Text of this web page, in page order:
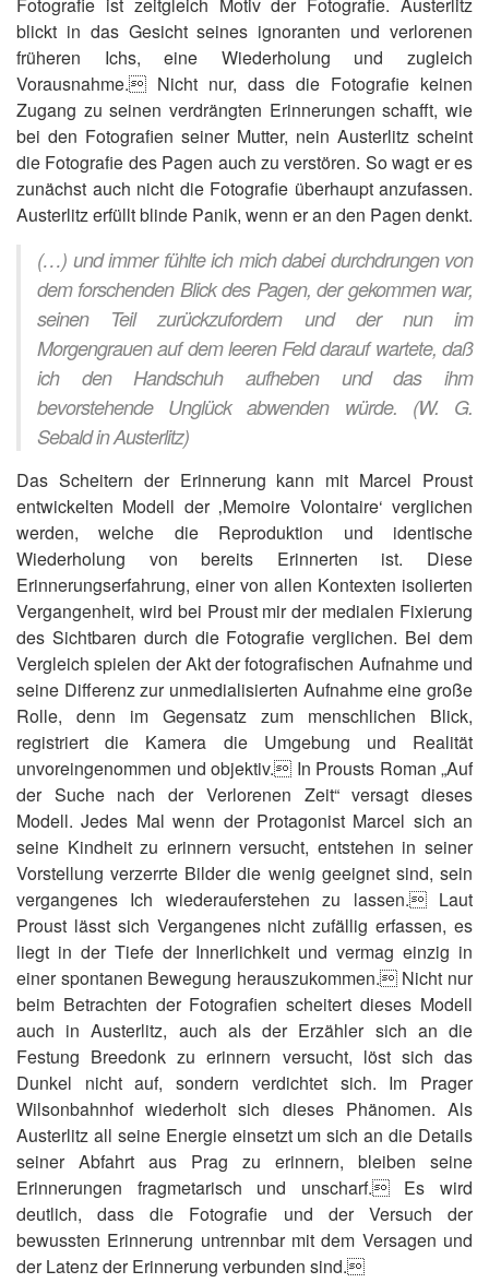
Fotografie ist zeitgleich Motiv der Fotografie. Austerlitz
blickt in das Gesicht seines ignoranten und verlorenen
früheren Ichs, eine Wiederholung und zugleich
Vorausnahme. Nicht nur, dass die Fotografie keinen
Zugang zu seinen verdrängten Erinnerungen schafft, wie
bei den Fotografien seiner Mutter, nein Austerlitz scheint
die Fotografie des Pagen auch zu verstören. So wagt er es
zunächst auch nicht die Fotografie überhaupt anzufassen.
Austerlitz erfüllt blinde Panik, wenn er an den Pagen denkt.
(…) und immer fühlte ich mich dabei durchdrungen von
dem forschenden Blick des Pagen, der gekommen war,
seinen Teil zurückzufordern und der nun im
Morgengrauen auf dem leeren Feld darauf wartete, daß
ich den Handschuh aufheben und das ihm
bevorstehende Unglück abwenden würde. (W. G.
Sebald in Austerlitz)
Das Scheitern der Erinnerung kann mit Marcel Proust
entwickelten Modell der ‚Memoire Volontaire‘ verglichen
werden, welche die Reproduktion und identische
Wiederholung von bereits Erinnerten ist. Diese
Erinnerungserfahrung, einer von allen Kontexten isolierten
Vergangenheit, wird bei Proust mir der medialen Fixierung
des Sichtbaren durch die Fotografie verglichen. Bei dem
Vergleich spielen der Akt der fotografischen Aufnahme und
seine Differenz zur unmedialisierten Aufnahme eine große
Rolle, denn im Gegensatz zum menschlichen Blick,
registriert die Kamera die Umgebung und Realität
unvoreingenommen und objektiv. In Prousts Roman „Auf
der Suche nach der Verlorenen Zeit“ versagt dieses
Modell. Jedes Mal wenn der Protagonist Marcel sich an
seine Kindheit zu erinnern versucht, entstehen in seiner
Vorstellung verzerrte Bilder die wenig geeignet sind, sein
vergangenes Ich wiederauferstehen zu lassen. Laut
Proust lässt sich Vergangenes nicht zufällig erfassen, es
liegt in der Tiefe der Innerlichkeit und vermag einzig in
einer spontanen Bewegung herauszukommen. Nicht nur
beim Betrachten der Fotografien scheitert dieses Modell
auch in Austerlitz, auch als der Erzähler sich an die
Festung Breedonk zu erinnern versucht, löst sich das
Dunkel nicht auf, sondern verdichtet sich. Im Prager
Wilsonbahnhof wiederholt sich dieses Phänomen. Als
Austerlitz all seine Energie einsetzt um sich an die Details
seiner Abfahrt aus Prag zu erinnern, bleiben seine
Erinnerungen fragmetarisch und unscharf. Es wird
deutlich, dass die Fotografie und der Versuch der
bewussten Erinnerung untrennbar mit dem Versagen und
der Latenz der Erinnerung verbunden sind.